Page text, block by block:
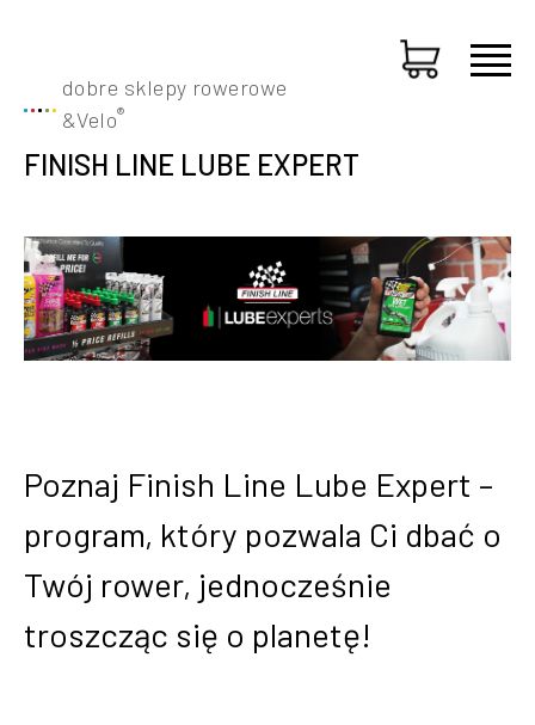
dobre sklepy rowerowe
&Velo®
FINISH LINE LUBE EXPERT
Poznaj Finish Line Lube Expert –
program, który pozwala Ci dbać o
Twój rower, jednocześnie
troszcząc się o planetę!